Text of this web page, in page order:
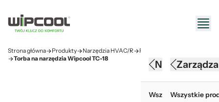
Wszystkie
Narzędzia
Wszystkie produkty
Wszystkie
Strona główna Produkty Narzędzia HVAC/R
Przechowywanie narzędzi
Torba na narzędzia Wipcool TC-18